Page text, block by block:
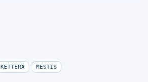
KETTERÄ MESTIS